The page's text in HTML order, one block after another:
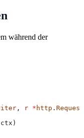
während der
, r * http . Request
ctx )